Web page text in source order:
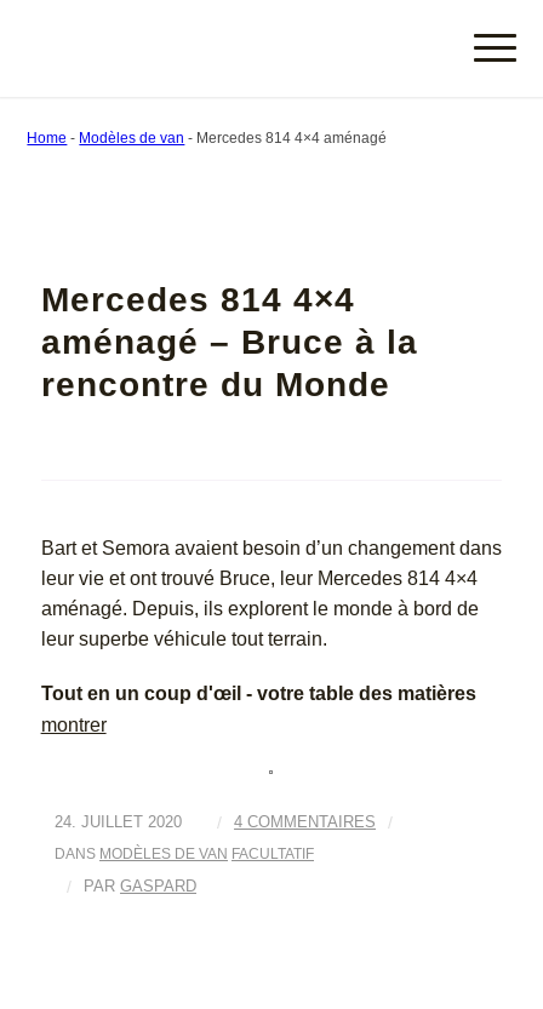
Home - Modèles de van - Mercedes 814 4×4 aménagé
Mercedes 814 4×4
aménagé – Bruce à la
rencontre du Monde
Bart et Semora avaient besoin d’un changement dans
leur vie et ont trouvé Bruce, leur Mercedes 814 4×4
aménagé. Depuis, ils explorent le monde à bord de
leur superbe véhicule tout terrain.
Tout en un coup d'œil - votre table des matières
montrer
24. JUILLET 2020 / 4 COMMENTAIRES /
DANS MODÈLES DE VAN FACULTATIF
/ PARGASPARD